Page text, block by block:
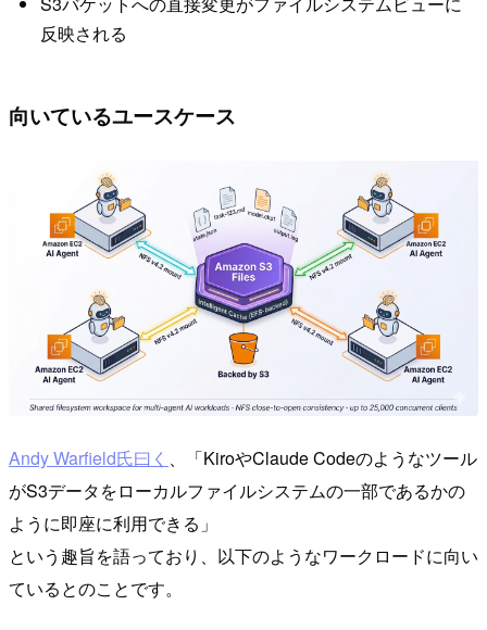
反映される
向いているユースケース
Andy Warfield氏曰く 、「KiroやClaude Codeのようなツール
がS3データをローカルファイルシステムの一部であるかの
ように即座に利用できる」
という趣旨を語っており、以下のようなワークロードに向い
ているとのことです。